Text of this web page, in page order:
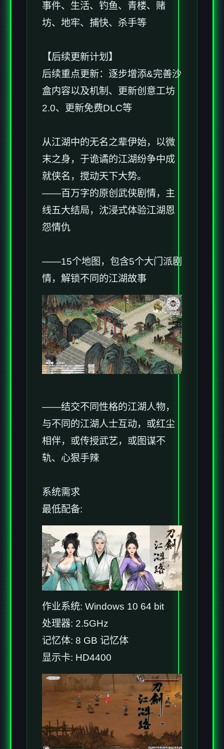
事件、生活、钓鱼、青楼、赌
坊、地牢、捕快、杀手等
【后续更新计划】
后续重点更新：逐步增添&完善沙
盒内容以及机制、更新创意工坊
2.0、更新免费DLC等
从江湖中的无名之辈伊始，以微
末之身，于诡谲的江湖纷争中成
就侠名，搅动天下大势。
——百万字的原创武侠剧情，主
线五大结局，沈浸式体验江湖恩
怨情仇
——15个地图，包含5个大门派剧
情，解锁不同的江湖故事
——结交不同性格的江湖人物，
与不同的江湖人士互动，或红尘
相伴，或传授武艺，或图谋不
轨、心狠手辣
系统需求
最低配备:
作业系统: Windows 10 64 bit
处理器: 2.5GHz
记忆体: 8 GB 记忆体
显示卡: HD4400